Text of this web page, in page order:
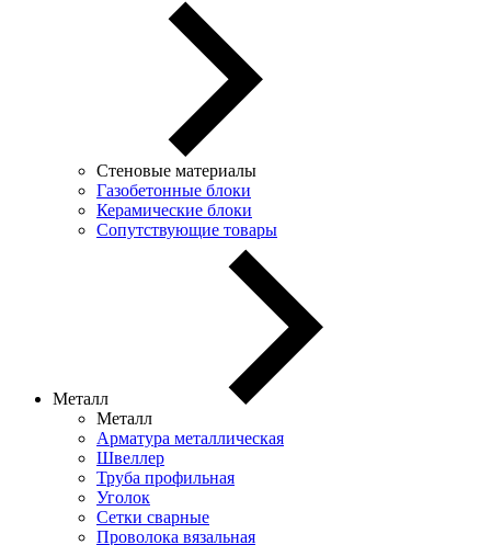
Стеновые материалы
Газобетонные блоки
Керамические блоки
Сопутствующие товары
Металл
Металл
Арматура металлическая
Швеллер
Труба профильная
Уголок
Сетки сварные
Проволока вязальная